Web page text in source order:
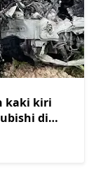
kaki kiri
di